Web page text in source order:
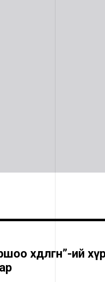
хөдөлгөөн”-ий